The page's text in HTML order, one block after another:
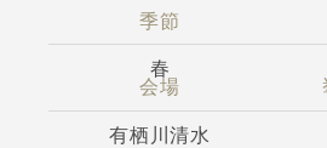
季節
春
会場
有栖川清水